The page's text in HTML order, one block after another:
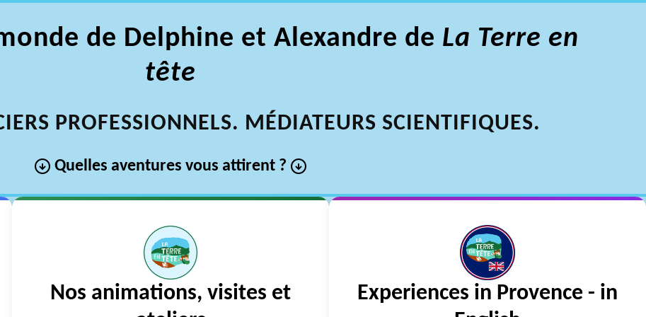
de Delphine et Alexandre de La Terre en
tête
PROFESSIONNELS. MÉDIATEURS SCIENTIFIQUES.
Quelles aventures vous attirent ?
Nos animations, visites et
Experiences in Provence - in